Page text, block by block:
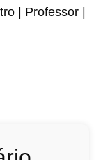
| Professor |